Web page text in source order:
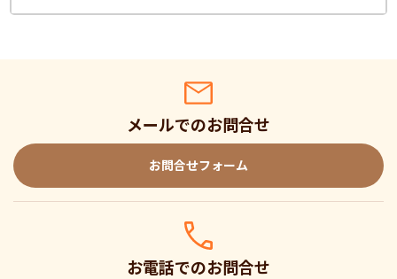
メールでのお問合せ
お問合せフォーム
お電話でのお問合せ